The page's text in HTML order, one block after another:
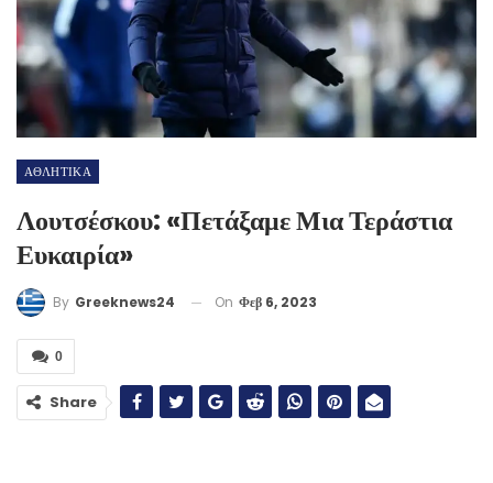
ΑΘΛΗΤΙΚΑ
Λουτσέσκου: «Πετάξαμε Μια Τεράστια
Ευκαιρία»
By Greeknews24 On Φεβ 6, 2023
0
Share